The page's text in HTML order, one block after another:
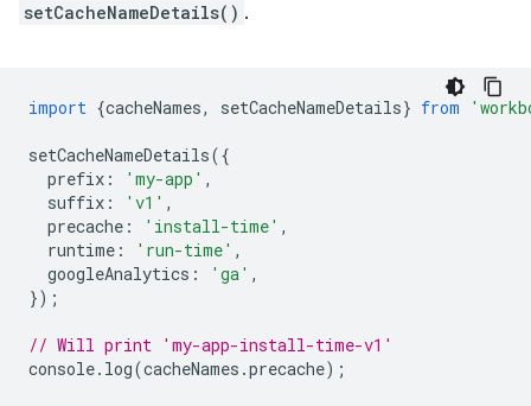
setCacheNameDetails() .
import {cacheNames, setCacheNameDetails} from
setCacheNameDetails({
prefix : 'my-app' ,
suffix : 'v1' ,
precache : 'install-time' ,
runtime : 'run-time' ,
googleAnalytics : 'ga' ,
});
// Will print 'my-app-install-time-v1'
console. log(cacheNames .precache);